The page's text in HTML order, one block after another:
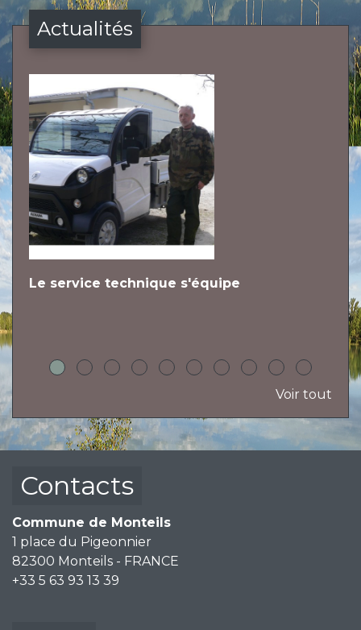
Actualités
Le service technique s'équipe
Voir tout
Contacts
Commune de Monteils
1 place du Pigeonnier
82300 Monteils - FRANCE
+33 5 63 93 13 39